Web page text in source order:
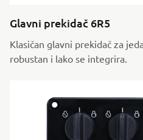
Glavni prekidač 6R5
Klasičan glavni prekidač za
robustan i lako se integrira.